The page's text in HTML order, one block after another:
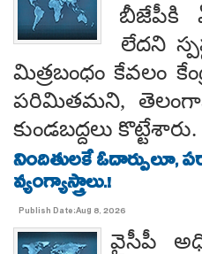
బీజేపీకి
లేదని
మిత్రబంధం కేవలం
పరిమితమని,
కుండబద్దలు కొట్టేశారు.
నిందితులకే ఓదార్పులూ,
వ్యంగ్యాస్త్రాలు.!
Publish Date:Aug 8, 2026
వైసీపీ